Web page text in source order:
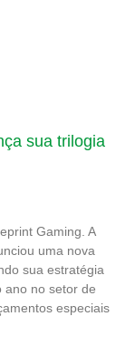
sua trilogia
Gaming. A
uma nova
sua estratégia
ano no setor de
especiais